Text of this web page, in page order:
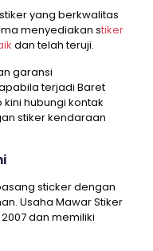
yang berkwalitas
menyediakan stiker
dan telah teruji.
garansi
terjadi Baret
hubungi kontak
stiker kendaraan
sticker dengan
Usaha Mawar Stiker
dan memiliki